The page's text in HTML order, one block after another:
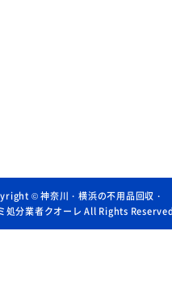
©神奈川・横浜の不用品回収・
処分業者クオーレAll Rights Reserved.